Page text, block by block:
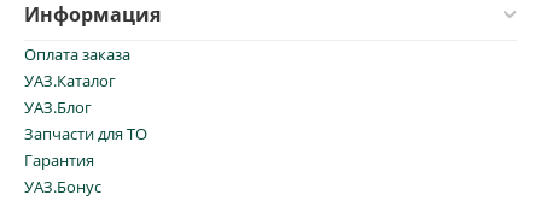
Информация
Оплата заказа
УАЗ.Каталог
УАЗ.Блог
Запчасти для ТО
Гарантия
УАЗ.Бонус